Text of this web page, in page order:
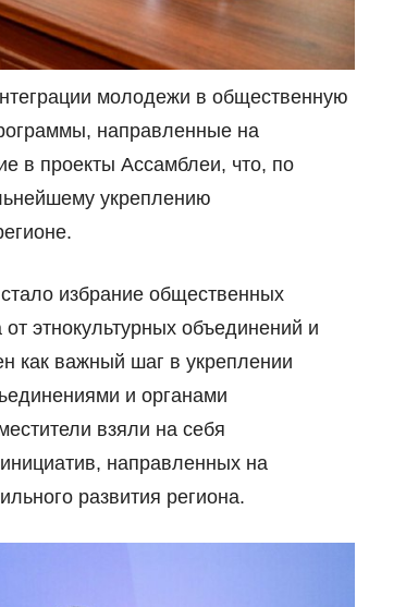
молодежи в общественную
направленные на
в проекты Ассамблеи, что, по
укреплению
избрание общественных
этнокультурных объединений и
как важный шаг в укреплении
и органами
взяли на себя
направленных на
развития региона.